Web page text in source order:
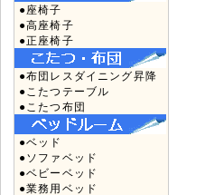
●座椅子
●高座椅子
●正座椅子
●布団レスダイニング昇降
●こたつテーブル
●こたつ布団
●ベッド
●ソファベッド
●ベビーベッド
●業務用ベッド